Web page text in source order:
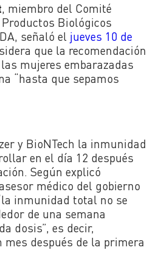
, miembro del Comité
Biológicos
señaló el jueves 10 de
que la recomendación
mujeres embarazadas
“hasta que sepamos
y BioNTech la inmunidad
en el día 12 después
Según explicó
médico del gobierno
inmunidad total no se
de una semana
dosis”, es decir,
después de la primera